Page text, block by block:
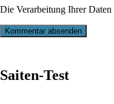
Die Verarbeitung Ihrer
Kommentar absenden
Saiten-Test